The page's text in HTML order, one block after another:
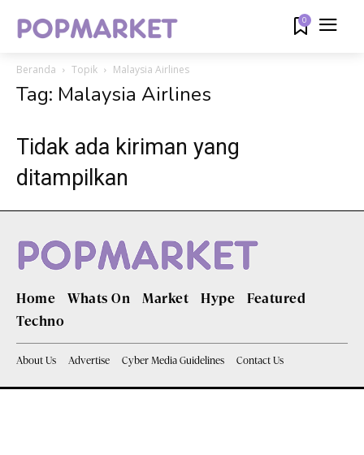
0
Beranda Topik Malaysia Airlines
Tag: Malaysia Airlines
Tidak ada kiriman yang
ditampilkan
Home Whats On Market Hype
Featured
Techno
About Us Advertise Cyber Media Guidelines Contact Us